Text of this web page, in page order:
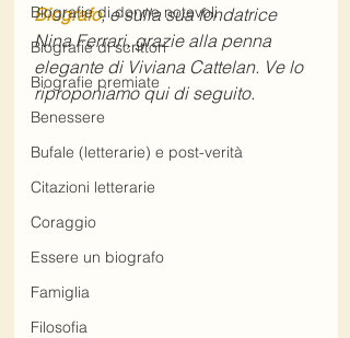
Biografie di donne notevoli
Biografie di scrittori
Biografie premiate
Benessere
Bufale (letterarie) e post-verità
Citazioni letterarie
Coraggio
Essere un biografo
Famiglia
Filosofia
Biografo, e sulla sua fondatrice
Nina Ferrari, grazie alla penna
elegante di Viviana Cattelan. Ve lo
riproponiamo qui di seguito.